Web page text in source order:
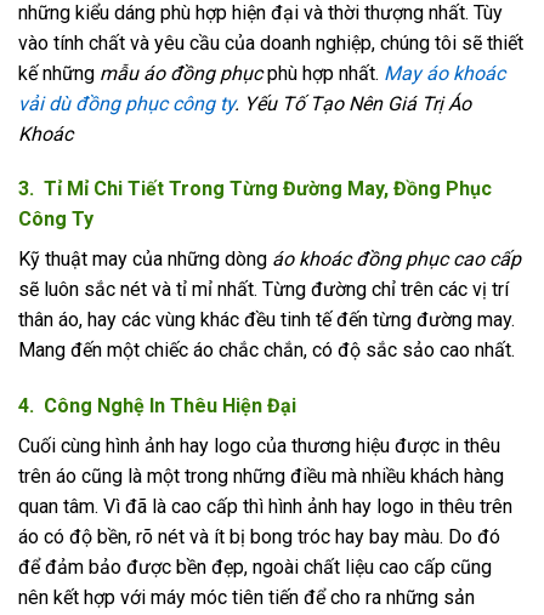
những kiểu dáng phù hợp hiện đại và thời thượng nhất. Tùy
vào tính chất và yêu cầu của doanh nghiệp, chúng tôi sẽ thiết
kế những mẫu áo đồng phụcphù hợp nhất. May áo khoác
vải dù đồng phục công ty. Yếu Tố Tạo Nên Giá Trị Áo
Khoác
3. Tỉ Mỉ Chi Tiết Trong Từng Đường May, Đồng Phục
Công Ty
Kỹ thuật may của những dòng áo khoác đồng phục cao cấp
sẽ luôn sắc nét và tỉ mỉ nhất. Từng đường chỉ trên các vị trí
thân áo, hay các vùng khác đều tinh tế đến từng đường may.
Mang đến một chiếc áo chắc chắn, có độ sắc sảo cao nhất.
4. Công Nghệ In Thêu Hiện Đại
Cuối cùng hình ảnh hay logo của thương hiệu được in thêu
trên áo cũng là một trong những điều mà nhiều khách hàng
quan tâm. Vì đã là cao cấp thì hình ảnh hay logo in thêu trên
áo có độ bền, rõ nét và ít bị bong tróc hay bay màu. Do đó
để đảm bảo được bền đẹp, ngoài chất liệu cao cấp cũng
nên kết hợp với máy móc tiên tiến để cho ra những sản